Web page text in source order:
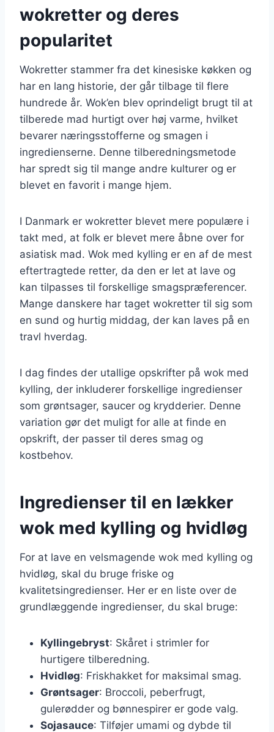
wokretter og deres
popularitet
Wokretter stammer fra det kinesiske køkken og
har en lang historie, der går tilbage til flere
hundrede år. Wok’en blev oprindeligt brugt til at
tilberede mad hurtigt over høj varme, hvilket
bevarer næringsstofferne og smagen i
ingredienserne. Denne tilberedningsmetode
har spredt sig til mange andre kulturer og er
blevet en favorit i mange hjem.
I Danmark er wokretter blevet mere populære i
takt med, at folk er blevet mere åbne over for
asiatisk mad. Wok med kylling er en af de mest
eftertragtede retter, da den er let at lave og
kan tilpasses til forskellige smagspræferencer.
Mange danskere har taget wokretter til sig som
en sund og hurtig middag, der kan laves på en
travl hverdag.
I dag findes der utallige opskrifter på wok med
kylling, der inkluderer forskellige ingredienser
som grøntsager, saucer og krydderier. Denne
variation gør det muligt for alle at finde en
opskrift, der passer til deres smag og
kostbehov.
Ingredienser til en lækker
wok med kylling og hvidløg
For at lave en velsmagende wok med kylling og
hvidløg, skal du bruge friske og
kvalitetsingredienser. Her er en liste over de
grundlæggende ingredienser, du skal bruge:
Kyllingebryst: Skåret i strimler for
hurtigere tilberedning.
Hvidløg: Friskhakket for maksimal smag.
Grøntsager: Broccoli, peberfrugt,
gulerødder og bønnespirer er gode valg.
Sojasauce: Tilføjer umami og dybde til